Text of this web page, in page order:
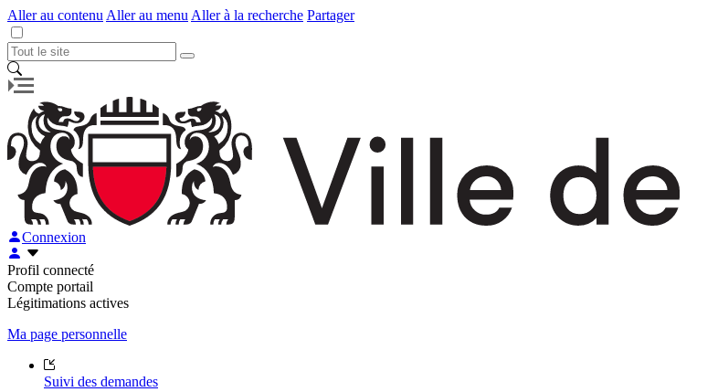
Aller au contenu Aller au menu Aller à la recherche Partager
Connexion
Profil connecté
Compte portail
Légitimations actives
Ma page personnelle
Suivi des demandes